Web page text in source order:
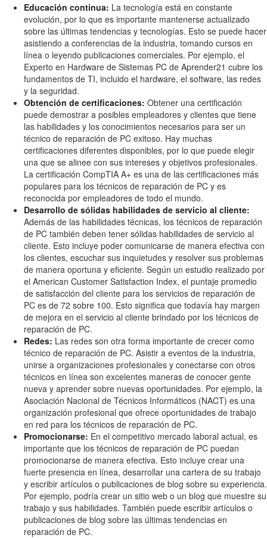
Educación continua: La tecnología está en constante
evolución, por lo que es importante mantenerse actualizado
sobre las últimas tendencias y tecnologías. Esto se puede hacer
asistiendo a conferencias de la industria, tomando cursos en
línea o leyendo publicaciones comerciales. Por ejemplo, el
Experto en Hardware de Sistemas PC de Aprender21 cubre los
fundamentos de TI, incluido el hardware, el software, las redes
y la seguridad.
Obtención de certificaciones: Obtener una certificación
puede demostrar a posibles empleadores y clientes que tiene
las habilidades y los conocimientos necesarios para ser un
técnico de reparación de PC exitoso. Hay muchas
certificaciones diferentes disponibles, por lo que puede elegir
una que se alinee con sus intereses y objetivos profesionales.
La certificación CompTIA A+ es una de las certificaciones más
populares para los técnicos de reparación de PC y es
reconocida por empleadores de todo el mundo.
Desarrollo de sólidas habilidades de servicio al cliente:
Además de las habilidades técnicas, los técnicos de reparación
de PC también deben tener sólidas habilidades de servicio al
cliente. Esto incluye poder comunicarse de manera efectiva con
los clientes, escuchar sus inquietudes y resolver sus problemas
de manera oportuna y eficiente. Según un estudio realizado por
el American Customer Satisfaction Index, el puntaje promedio
de satisfacción del cliente para los servicios de reparación de
PC es de 72 sobre 100. Esto significa que todavía hay margen
de mejora en el servicio al cliente brindado por los técnicos de
reparación de PC.
Redes: Las redes son otra forma importante de crecer como
técnico de reparación de PC. Asistir a eventos de la industria,
unirse a organizaciones profesionales y conectarse con otros
técnicos en línea son excelentes maneras de conocer gente
nueva y aprender sobre nuevas oportunidades. Por ejemplo, la
Asociación Nacional de Técnicos Informáticos (NACT) es una
organización profesional que ofrece oportunidades de trabajo
en red para los técnicos de reparación de PC.
Promocionarse: En el competitivo mercado laboral actual, es
importante que los técnicos de reparación de PC puedan
promocionarse de manera efectiva. Esto incluye crear una
fuerte presencia en línea, desarrollar una cartera de su trabajo
y escribir artículos o publicaciones de blog sobre su experiencia.
Por ejemplo, podría crear un sitio web o un blog que muestre su
trabajo y sus habilidades. También puede escribir artículos o
publicaciones de blog sobre las últimas tendencias en
reparación de PC.